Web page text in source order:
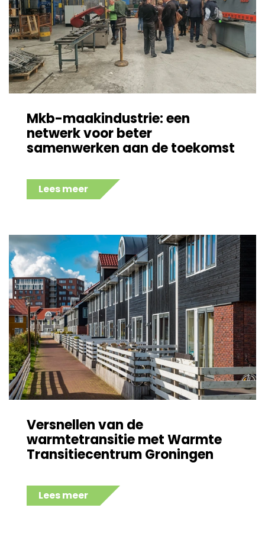
Mkb-maakindustrie: een
netwerk voor beter
samenwerken aan de toekomst
Lees meer
Versnellen van de
warmtetransitie met Warmte
Transitiecentrum Groningen
Lees meer